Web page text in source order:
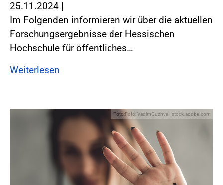
25.11.2024 |
Im Folgenden informieren wir über die aktuellen
Forschungsergebnisse der Hessischen
Hochschule für öffentliches…
Weiterlesen
Foto:Foto: VadimGuzhva - stock.adobe.com